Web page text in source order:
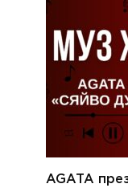
AGATA